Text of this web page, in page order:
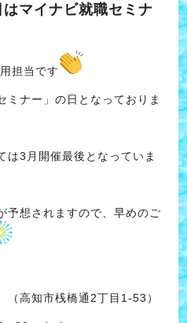
はマイナビ就職セミナ
担当です
ミナー」の日となっておりま
は3月開催最後となっていま
予想されますので、早めのご
高知市桟橋通2丁目1-53）